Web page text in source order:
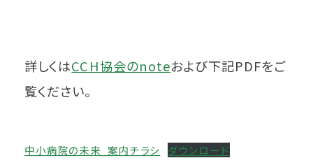
詳しくはCCH協会のnoteおよび下記PDFをご
覧ください。
中小病院の未来_案内チラシ ダウンロード